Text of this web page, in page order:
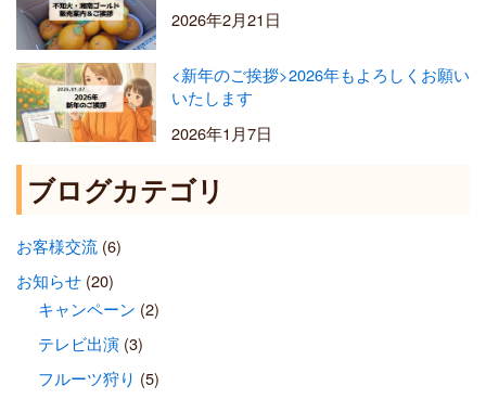
2026年2月21日
<新年のご挨拶>2026年もよろしくお願い
いたします
2026年1月7日
ブログカテゴリ
お客様交流(6)
お知らせ(20)
キャンペーン (2)
テレビ出演(3)
フルーツ狩り (5)